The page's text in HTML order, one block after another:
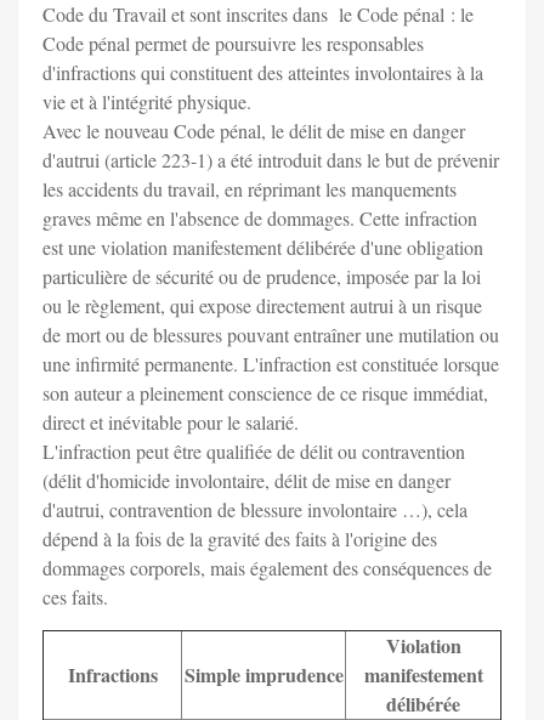
Code du Travail et sont inscrites dans le Code pénal : le
Code pénal permet de poursuivre les responsables
d'infractions qui constituent des atteintes involontaires à la
vie et à l'intégrité physique.
Avec le nouveau Code pénal, le délit de mise en danger
d'autrui (article 223-1) a été introduit dans le but de prévenir
les accidents du travail, en réprimant les manquements
graves même en l'absence de dommages. Cette infraction
est une violation manifestement délibérée d'une obligation
particulière de sécurité ou de prudence, imposée par la loi
ou le règlement, qui expose directement autrui à un risque
de mort ou de blessures pouvant entraîner une mutilation ou
une infirmité permanente. L'infraction est constituée lorsque
son auteur a pleinement conscience de ce risque immédiat,
direct et inévitable pour le salarié.
L'infraction peut être qualifiée de délit ou contravention
(délit d'homicide involontaire, délit de mise en danger
d'autrui, contravention de blessure involontaire …), cela
dépend à la fois de la gravité des faits à l'origine des
dommages corporels, mais également des conséquences de
ces faits.
Infractions Simple imprudence
Violation
manifestement
délibérée